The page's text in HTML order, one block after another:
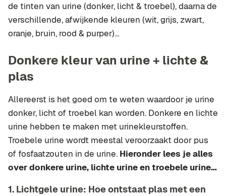
de tinten van urine (donker, licht & troebel), daarna de
verschillende, afwijkende kleuren (wit, grijs, zwart,
oranje, bruin, rood & purper)…
Donkere kleur van urine + lichte &
plas
Allereerst is het goed om te weten waardoor je urine
donker, licht of troebel kan worden. Donkere en lichte
urine hebben te maken met urinekleurstoffen.
Troebele urine wordt meestal veroorzaakt door pus
of fosfaatzouten in de urine. Hieronder lees je alles
over donkere urine, lichte urine en troebele urine…
1. Lichtgele urine: Hoe ontstaat plas met een